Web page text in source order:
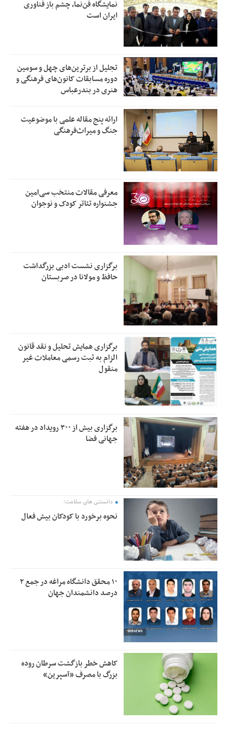
نمایشگاه فن‌نما، چشم باز فناوری
ایران است
تجلیل از بر‌ترین‌های چهل و سومین
دوره مسابقات کانون‌های فرهنگی و
هنری در بندرعباس
ارائه پنج مقاله علمی با موضوعیت
جنگ و میراث‌فرهنگی
معرفی مقالات منتخب سی‌امین
جشنواره تئاتر کودک و نوجوان
برگزاری نشست ادبی بزرگداشت
حافظ و مولانا در صربستان
برگزاری همایش تحلیل و نقد قانون
الزام به ثبت رسمی معاملات غیر
منقول
برگزاری بیش از ۳۰۰ رویداد در هفته
جهانی فضا
دانستنی های سلامت؛
نحوه برخورد با کودکان بیش فعال
۱۰ محقق دانشگاه مراغه در جمع ۲
درصد دانشمندان جهان
کاهش خطر بازگشت سرطان روده
بزرگ با مصرف «آسپرین»